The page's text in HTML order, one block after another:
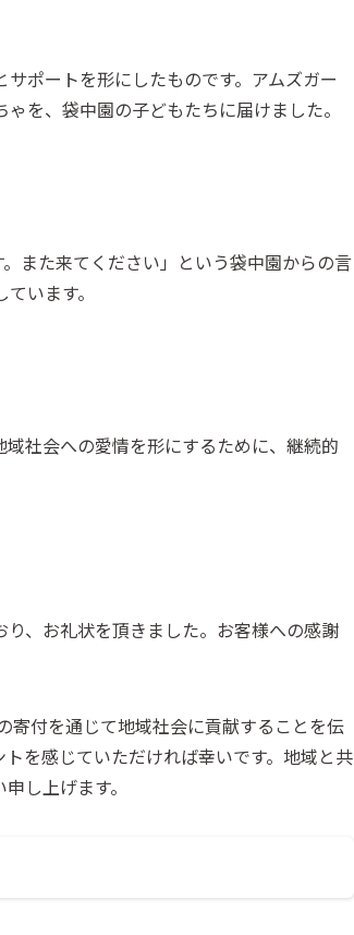
ポートを形にしたものです。アムズガー
を、袋中園の子どもたちに届けました。
また来てください」という袋中園からの言
います。
社会への愛情を形にするために、継続的
、お礼状を頂きました。お客様への感謝
寄付を通じて地域社会に貢献することを伝
を感じていただければ幸いです。地域と共
し上げます。